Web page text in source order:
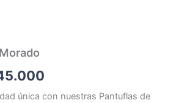
through
única con nuestras Pantuflas de